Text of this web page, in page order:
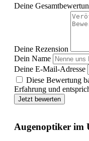
Deine
Deine Rezension
Dein Name
Deine E-Mail-Adresse
Diese Bewertung
Erfahrung und
Jetzt bewerten
Augenoptiker im